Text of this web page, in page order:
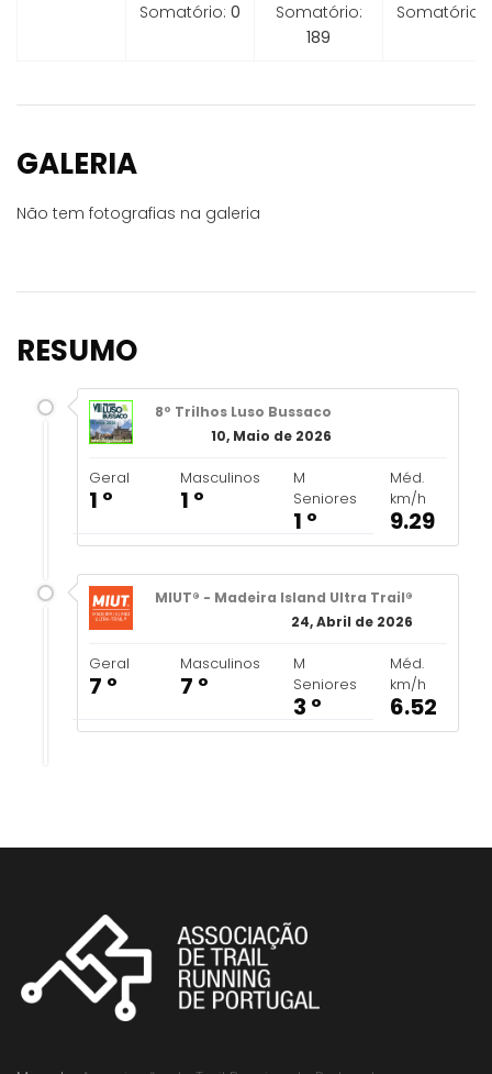
Somatório: 0
Somatório:
189
Somatório:
GALERIA
Não tem fotografias na galeria
RESUMO
8º Trilhos Luso Bussaco
10, Maio de 2026
Geral
1 º
Masculinos
1 º
M
Seniores
1 º
Méd.
km/h
9.29
MIUT® - Madeira Island Ultra Trail®
24, Abril de 2026
Geral
7 º
Masculinos
7 º
M
Seniores
3 º
Méd.
km/h
6.52